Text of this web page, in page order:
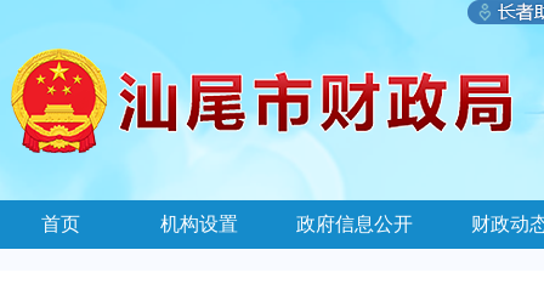
首页 机构设置 政府信息公开 财政动